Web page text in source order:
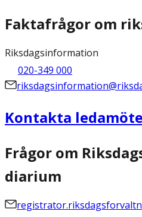
Faktafrågor om
Riksdagsinformation
020-349 000
Kontakta
Frågor om
diarium